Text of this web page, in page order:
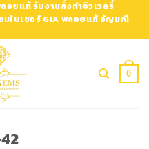
อยแท้ รับงานสั่งทำจิวเวลรี่
มใบเซอร์ GIA พลอยแท้ อัญมณี
0